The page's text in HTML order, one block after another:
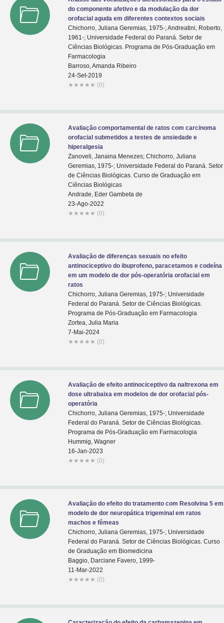
do componente afetivo e da modulação da dor
orofacial aguda em diferentes contextos sociais
Chichorro, Juliana Geremias, 1975-; Andreatini, Roberto,
1961-; Universidade Federal do Paraná. Setor de
Ciências Biológicas. Programa de Pós-Graduação em
Farmacologia
Barroso, Amanda Ribeiro
24-Set-2019
★ ★ ★ ★ ★ (0)
Avaliação comportamental de ratos com carcinoma
orofacial submetidos a testes de ansiedade e
hiperalgesia
Zanoveli, Janaina Menezes; Chichorro, Juliana
Geremias, 1975-; Universidade Federal do Paraná. Setor
de Ciências Biológicas. Curso de Graduação em
Ciências Biológicas
Andrade, Eder Gambeta de
23-Ago-2022
★ ★ ★ ★ ★ (0)
Avaliação de diferenças sexuais no efeito
antinociceptivo do ibuprofeno, paracetamos e codeína
em um modelo de dor pós-operatória orofacial em
ratos
Chichorro, Juliana Geremias, 1975-; Universidade
Federal do Paraná. Setor de Ciências Biológicas.
Programa de Pós-Graduação em Farmacologia
Zortea, Julia Maria
7-Mai-2024
★ ★ ★ ★ ★ (0)
Avaliação de efeito antinociceptivo da naltrexona em
dose ultrabaixa em modelos de dor orofacial pós-
operatória
Chichorro, Juliana Geremias, 1975-; Universidade
Federal do Paraná. Setor de Ciências Biológicas.
Programa de Pós-Graduação em Farmacologia
Hummig, Wagner
16-Jan-2023
★ ★ ★ ★ ★ (0)
Avaliação do efeito do tratamento com Resolvina 5 em
modelo de dor neuropática trigeminal em ratos
machos e fêmeas
Chichorro, Juliana Geremias, 1975-; Universidade
Federal do Paraná. Setor de Ciências Biológicas. Curso
de Graduação em Biomedicina
Baggio, Darciane Favero, 1999-
11-Mar-2022
★ ★ ★ ★ ★ (0)